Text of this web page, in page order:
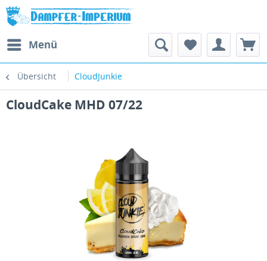
Menü
Übersicht CloudJunkie
CloudCake MHD 07/22